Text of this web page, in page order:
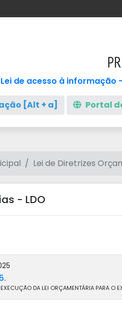
de acesso à informação -
[Alt + a] Portal
Lei de Diretrizes
- LDO
EXECUÇÃO DA LEI ORÇAMENTÁRIA PARA